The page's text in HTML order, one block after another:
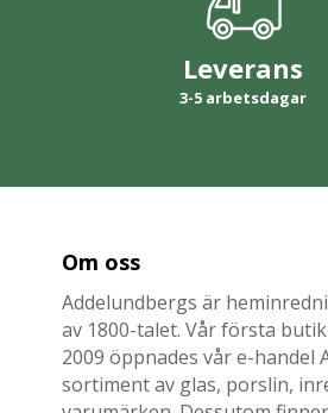
Leverans
3-5 arbetsdagar
Om oss
Addelundbergs är
av 1800-talet. Vår första
2009 öppnades vår e-
sortiment av glas, porslin,